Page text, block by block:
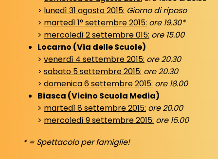
> lunedì 31 agosto 2015: Giorno di riposo
> martedì 1° settembre 2015: ore 19.30*
> mercoledì 2 settembre 015: ore 15.00
Locarno (Via delle Scuole)
> venerdì 4 settembre 2015: ore 20.30
> sabato 5 settembre 2015: ore 20.30
> domenica 6 settembre 2015: ore 18.00
Biasca (Vicino Scuola Media)
> martedì 8 settembre 2015: ore 20.00
> mercoledì 9 settembre 2015: ore 15.00
* = Spettacolo per famiglie!